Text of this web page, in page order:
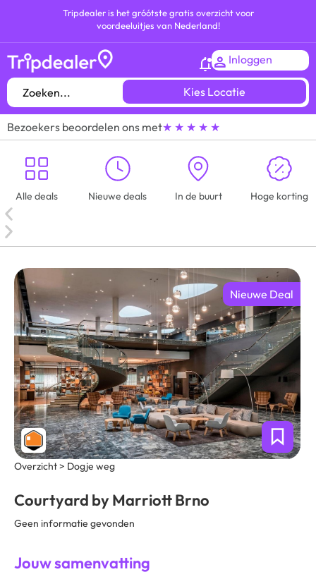
Tripdealer is het gróótste gratis overzicht voor
voordeeluitjes van Nederland!
Inloggen
Kies Locatie
Bezoekers beoordelen ons met★ ★ ★ ★ ★
Alle deals Nieuwe deals In de buurt Hoge korting
Nieuwe Deal
Overzicht > Dogje weg
Courtyard by Marriott Brno
Geen informatie gevonden
Jouw samenvatting